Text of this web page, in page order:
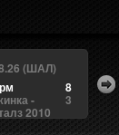
(ШАЛ)
8
3
-
2010